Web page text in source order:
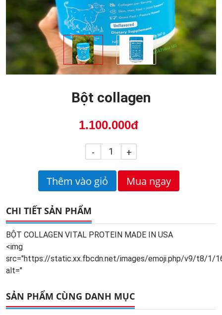
Bột collagen
1.100.000đ
- +
Thêm vào giỏ Mua ngay
CHI TIẾT SẢN PHẨM
BỘT COLLAGEN VITAL PROTEIN MADE IN USA
<img
src="https://static.xx.fbcdn.net/images/emoji.php/v9/t8/1/
alt="
SẢN PHẨM CÙNG DANH MỤC